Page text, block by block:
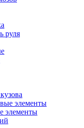
руля
элементы
элементы